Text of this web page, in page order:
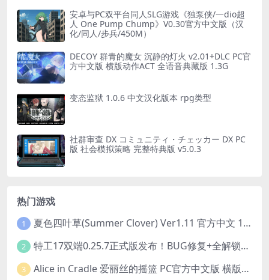
安卓与PC双平台同人SLG游戏《独泵侠/一dio超
人 One Pump Chump》V0.30官方中文版（汉
化/同人/步兵/450M）
DECOY 群青的魔女 沉静的灯火 v2.01+DLC PC官
方中文版 横版动作ACT 全语音典藏版 1.3G
变态监狱 1.0.6 中文汉化版本 rpg类型
社群审查 DX コミュニティ・チェッカー DX PC
版 社会模拟策略 完整特典版 v5.0.3
热门游戏
1 夏色四叶草(Summer Clover) Ver1.11 官方中文 1+4.35G 全CG 有CV 百度盘版本
2 特工17双端0.25.7正式版发布！BUG修复+全解锁存档+赞助码合集（安卓/PC/中文/动态）
3 Alice in Cradle 爱丽丝的摇篮 PC官方中文版 横版动作ACT 手绘幻想风 v0.29g 完整体验版